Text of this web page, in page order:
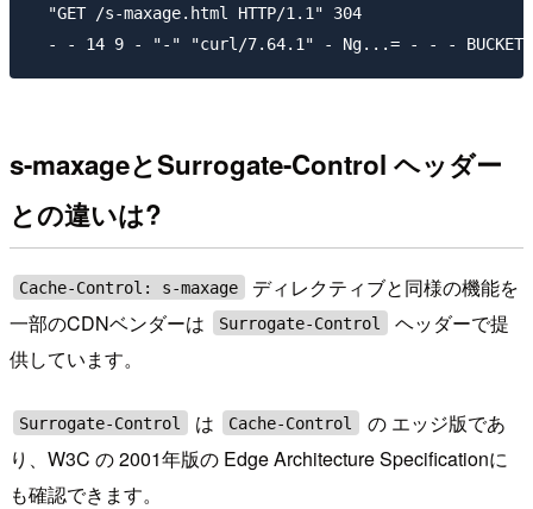
  "GET /s-maxage.html HTTP/1.1" 304
s-maxageとSurrogate-Control ヘッダー
との違いは?
Cache-Control: s-maxage
ディレクティブと同様の機能を
一部のCDNベンダーは
Surrogate-Control
ヘッダーで提
供しています。
Surrogate-Control は Cache-Control
の エッジ版であ
り、W3C の 2001年版の Edge Architecture Specificationに
も確認できます。